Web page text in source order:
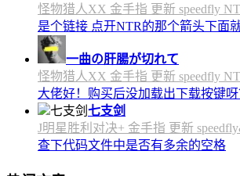
怪物猎人XX 金手指 更新 speedfly
是个链接 点开NTR的那个箭头下面
一曲の肝腸が切れて
怪物猎人XX 金手指 更新 speedfly
大佬好！购买后没加载出下载按键呀
七支剑
J明星胜利对决+ 金手指 更新
查下代码文件中是否有多余的空格